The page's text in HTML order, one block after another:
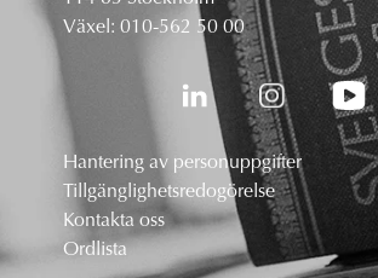
Växel: 010-562 50 00
Hantering av personuppgifter
Tillgänglighetsredogörelse
Kontakta oss
Ordlista